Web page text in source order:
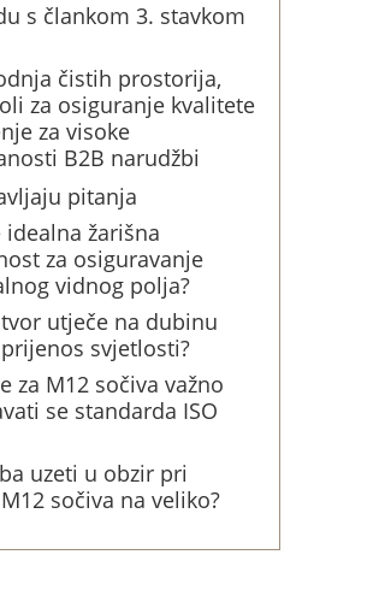
s člankom 3. stavkom
čistih prostorija,
za osiguranje kvalitete
za visoke
B2B narudžbi
pitanja
idealna žarišna
za osiguravanje
vidnog polja?
utječe na dubinu
svjetlosti?
za M12 sočiva važno
se standarda ISO
uzeti u obzir pri
sočiva na veliko?